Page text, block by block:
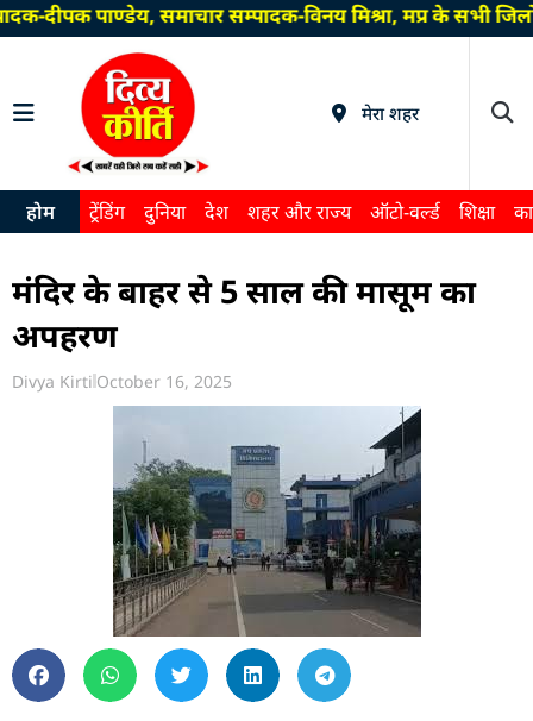
दीपक पाण्डेय, समाचार सम्पादक-विनय मिश्रा, मप्र के सभी
मेरा शहर
होम ट्रेंडिंग दुनिया देश शहर और राज्य ऑटो-वर्ल्ड शिक्षा
मंदिर के बाहर से 5 साल की मासूम का
अपहरण
Divya Kirti October 16, 2025